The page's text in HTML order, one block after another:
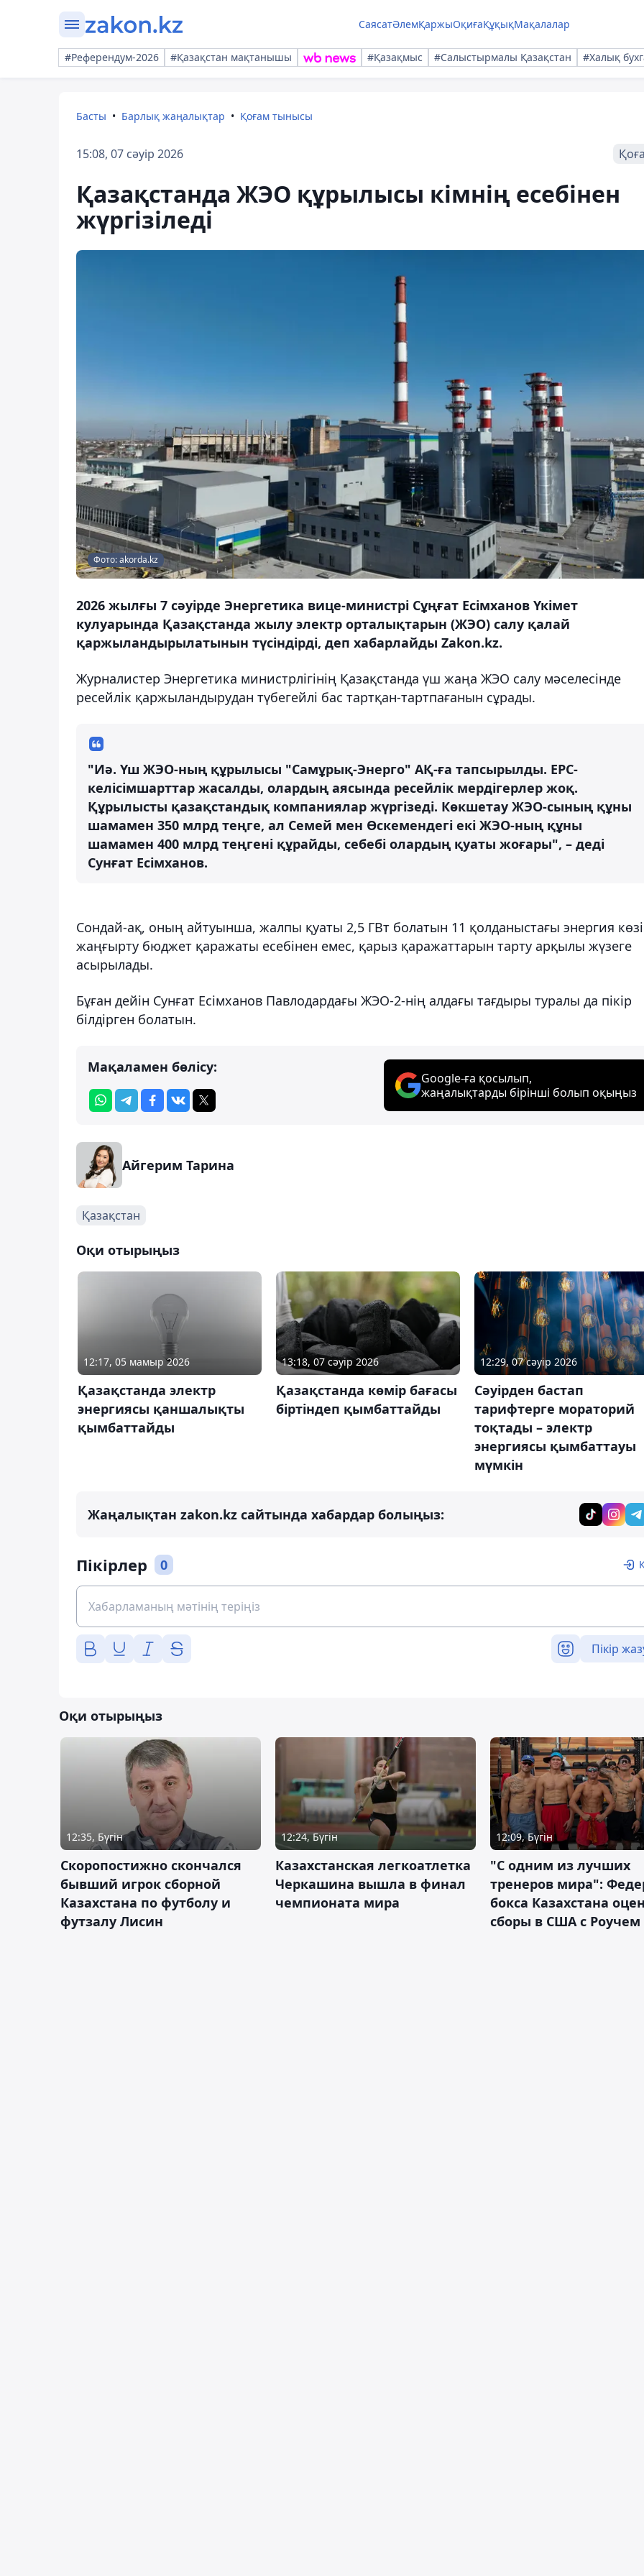
СаясатӘлемҚаржыОқиғаҚұқықМақалалар
#Референдум-2026 #Қазақстан мақтанышы #Қазақмыс #Салыстырмалы Қазақстан #Халық
Басты Барлық жаңалықтар Қоғам тынысы
15:08, 07 сәуір 2026
Қазақстанда ЖЭО құрылысы кімнің есебінен
жүргізіледі
Фото: akorda.kz
2026 жылғы 7 сәуірде Энергетика вице-министрі Сұңғат Есімханов Үкімет
кулуарында Қазақстанда жылу электр орталықтарын (ЖЭО) салу қалай
қаржыландырылатынын түсіндірді, деп хабарлайды Zakon.kz.
Журналистер Энергетика министрлігінің Қазақстанда үш жаңа ЖЭО салу мәселесінде
ресейлік қаржыландырудан түбегейлі бас тартқан-тартпағанын сұрады.
"Иә. Үш ЖЭО-ның құрылысы "Самұрық-Энерго" АҚ-ға тапсырылды. EPC-
келісімшарттар жасалды, олардың аясында ресейлік мердігерлер жоқ.
Құрылысты қазақстандық компаниялар жүргізеді. Көкшетау ЖЭО-сының құны
шамамен 350 млрд теңге, ал Семей мен Өскемендегі екі ЖЭО-ның құны
шамамен 400 млрд теңгені құрайды, себебі олардың қуаты жоғары", – деді
Сунғат Есімханов.
Сондай-ақ, оның айтуынша, жалпы қуаты 2,5 ГВт болатын 11 қолданыстағы энергия
жаңғырту бюджет қаражаты есебінен емес, қарыз қаражаттарын тарту арқылы жүзеге
асырылады.
Бұған дейін Сунғат Есімханов Павлодардағы ЖЭО-2-нің алдағы тағдыры туралы да пікір
білдірген болатын.
Мақаламен бөлісу:
Google-ға қосылып,
жаңалықтарды бірінші болып оқыңыз
Айгерим Тарина
Қазақстан
Оқи отырыңыз
12:17, 05 мамыр 2026
Қазақстанда электр
энергиясы қаншалықты
қымбаттайды
13:18, 07 сәуір 2026
Қазақстанда көмір бағасы
біртіндеп қымбаттайды
12:29, 07 сәуір 2026
Сәуірден бастап
тарифтерге мораторий
тоқтады – электр
энергиясы қымбаттауы
мүмкін
Жаңалықтан zakon.kz сайтында хабардар болыңыз:
Пікірлер 0
Пікір
Оқи отырыңыз
12:35, Бүгін
Скоропостижно скончался
бывший игрок сборной
Казахстана по футболу и
футзалу Лисин
12:24, Бүгін
Казахстанская легкоатлетка
Черкашина вышла в финал
чемпионата мира
12:09, Бүгін
"С одним из лучших
тренеров мира":
бокса Казахстана
сборы в США с Роучем